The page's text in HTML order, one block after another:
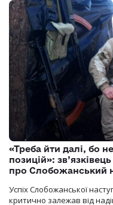
«Треба йти далі, бо
позицій»:
про Слобожанський
Успіх Слобожанської
критично залежав від